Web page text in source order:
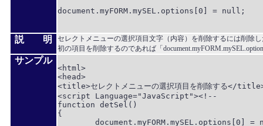
document.myFORM.mySEL.options[0] = null;
説 明
セレクトメニューの選択項目文字（内容）を削除するには削除
初の項目を削除するのであれば「
サンプル
<html>
<head>
<title>セレクトメニューの選択項目を削除する</
<script Language="JavaScript"><!--
function detSel()
{